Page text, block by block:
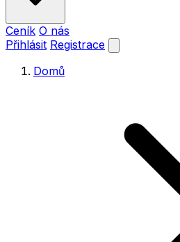
Ceník O nás
Přihlásit Registrace
Domů